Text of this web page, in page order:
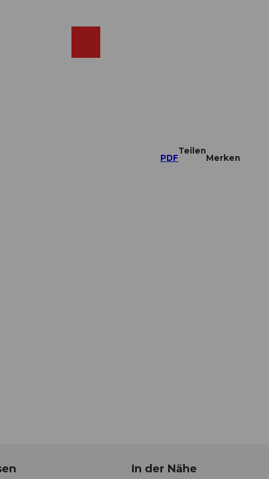
PDF
Teilen
Merken
In der Nähe